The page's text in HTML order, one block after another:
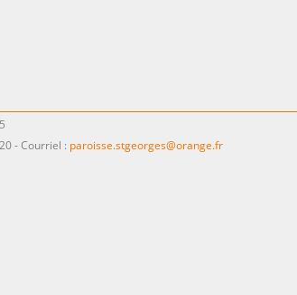
- Courriel : paroisse.stgeorges@orange.fr